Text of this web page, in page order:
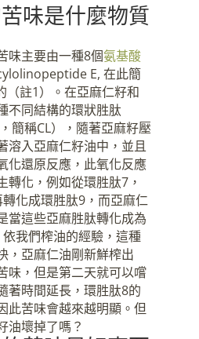
味是什麼物質
味主要由一種8個氨基酸
E, 在此簡
（註1）。在亞麻仁籽和
不同結構的環狀胜肽
簡稱CL），隨著亞麻籽壓
溶入亞麻仁籽油中，並且
化還原反應，此氧化反應
轉化，例如從環胜肽7，
化成環胜肽9，而亞麻仁
當這些亞麻胜肽轉化成為
我們榨油的經驗，這種
，亞麻仁油剛新鮮榨出
味，但是第二天就可以嚐
著時間延長，環胜肽8的
此苦味會越來越明顯。但
油壞掉了嗎？